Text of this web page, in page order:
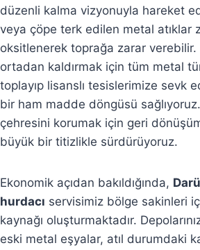
düzenli kalma vizyonuyla hareket
veya çöpe terk edilen metal atıklar
oksitlenerek toprağa zarar verebilir.
ortadan kaldırmak için tüm metal
toplayıp lisanslı tesislerimize sevk
bir ham madde döngüsü
çehresini korumak için geri
büyük bir titizlikle sürdürüyoruz.
Ekonomik açıdan bakıldığında,
hurdacı servisimiz bölge sakinleri
kaynağı oluşturmaktadır.
eski metal eşyalar, atıl durumdaki